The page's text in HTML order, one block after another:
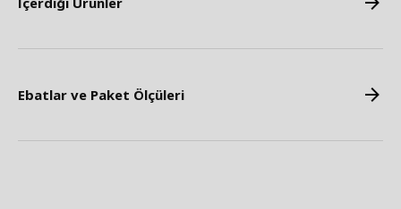
Ebatlar ve Paket Ölçüleri